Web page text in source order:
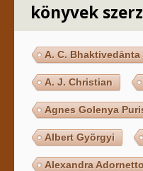
könyvek
A. C.
A. J. Christian
Agnes Golenya
Albert Györgyi
Alexandra